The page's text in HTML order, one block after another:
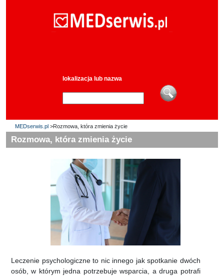
lokalizacja lub nazwa
MEDserwis.pl >Rozmowa, która zmienia życie
Rozmowa, która zmienia życie
Leczenie psychologiczne to nic innego jak spotkanie dwóch
osób, w którym jedna potrzebuje wsparcia, a druga potrafi